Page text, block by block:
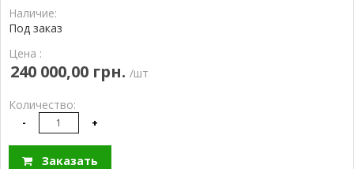
Наличие:
Под заказ
Цена :
240 000,00 грн. /шт
Количество:
- +
Заказать